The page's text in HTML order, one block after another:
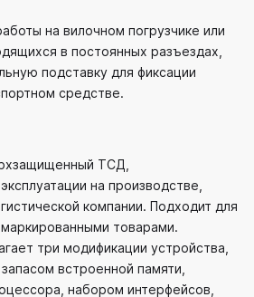
на вилочном погрузчике или
в постоянных разъездах,
подставку для фиксации
средстве.
ТСД,
на производстве,
компании. Подходит для
товарами.
три модификации устройства,
встроенной памяти,
набором интерфейсов,